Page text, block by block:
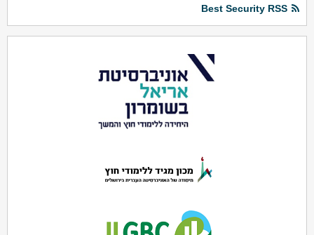
Best Security RSS